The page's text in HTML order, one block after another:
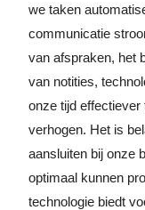
we taken
communicatie
van afspraken, het
van notities,
onze tijd effectiever
verhogen. Het is
aansluiten bij onze
optimaal kunnen
technologie biedt